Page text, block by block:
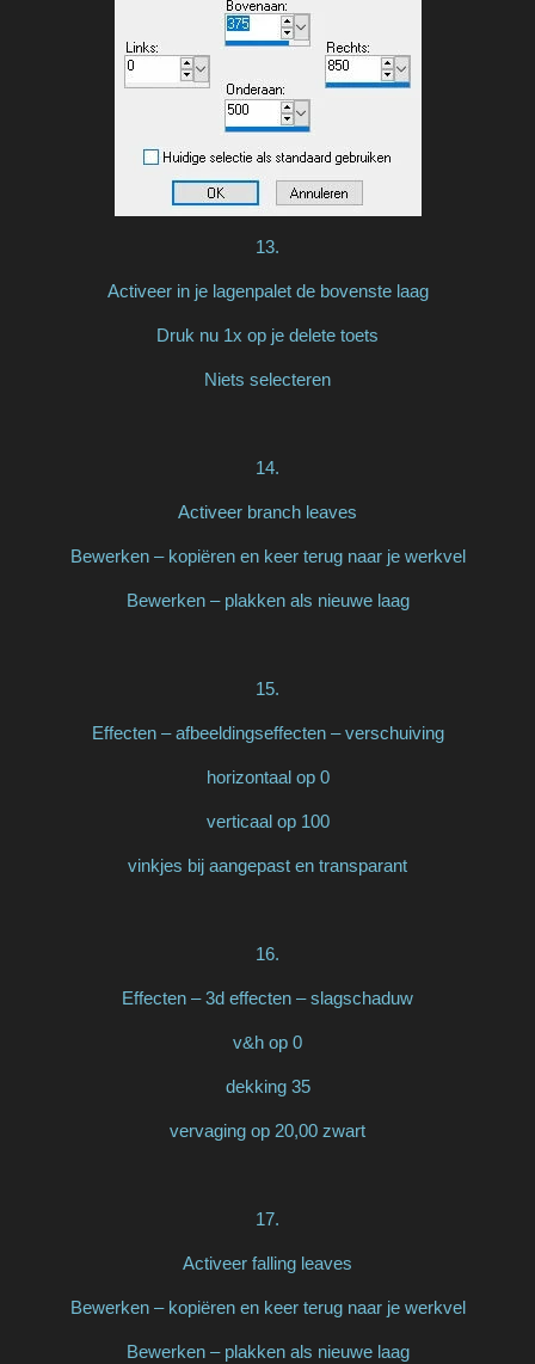
13.
Activeer in je lagenpalet de bovenste laag
Druk nu 1x op je delete toets
Niets selecteren
14.
Activeer branch leaves
Bewerken – kopiëren en keer terug naar je werkvel
Bewerken – plakken als nieuwe laag
15.
Effecten – afbeeldingseffecten – verschuiving
horizontaal op 0
verticaal op 100
vinkjes bij aangepast en transparant
16.
Effecten – 3d effecten – slagschaduw
v&h op 0
dekking 35
vervaging op 20,00 zwart
17.
Activeer falling leaves
Bewerken – kopiëren en keer terug naar je werkvel
Bewerken – plakken als nieuwe laag